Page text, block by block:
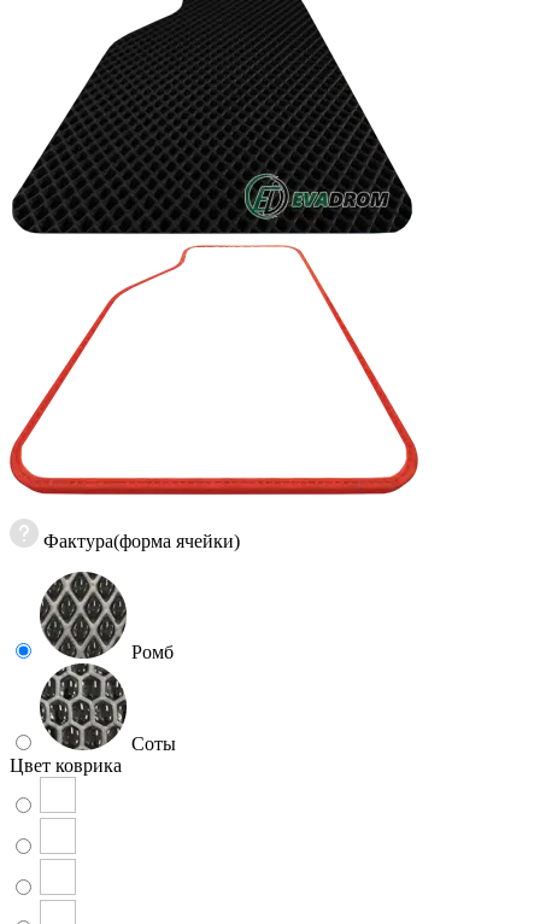
Фактура(форма ячейки)
Ромб
Соты
Цвет коврика